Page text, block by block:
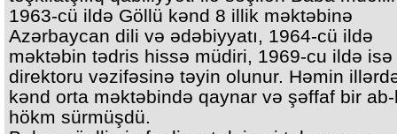
1963-cü ildə Göllü kənd 8 illik məktəbinə
Azərbaycan dili və ədəbiyyatı, 1964-cü ildə
məktəbin tədris hissə müdiri, 1969-cu ildə isə
direktoru vəzifəsinə təyin olunur. Həmin
kənd orta məktəbində qaynar və şəffaf bir
hökm sürmüşdü.